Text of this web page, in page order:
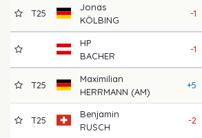
T25
Jonas
KÖLBING
-1
HP
BACHER
-1
T25
Maximilian
HERRMANN (AM)
+5
T25
Benjamin
RUSCH
-2